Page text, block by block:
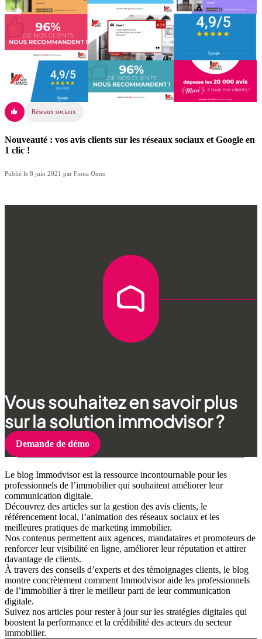
Réseaux sociaux
Nouveauté : vos avis clients sur les réseaux sociaux et Google en
1 clic !
Publié le 8 juin 2021 par Fiona Onno
Vous souhaitez en savoir plus
sur la solution immodvisor ?
Demande de démo
Le blog Immodvisor est la ressource incontournable pour les
professionnels de l’immobilier qui souhaitent améliorer leur
communication digitale.
Découvrez des articles sur la gestion des avis clients, le
référencement local, l’animation des réseaux sociaux et les
meilleures pratiques de marketing immobilier.
Nos contenus permettent aux agences, mandataires et promoteurs de
renforcer leur visibilité en ligne, améliorer leur réputation et attirer
davantage de clients.
À travers des conseils d’experts et des témoignages clients, le blog
montre concrètement comment Immodvisor aide les professionnels
de l’immobilier à tirer le meilleur parti de leur communication
digitale.
Suivez nos articles pour rester à jour sur les stratégies digitales qui
boostent la performance et la crédibilité des acteurs du secteur
immobilier.